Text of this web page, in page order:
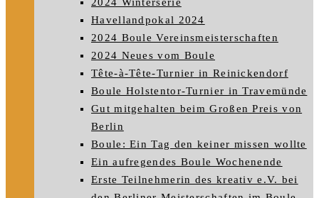
Havellandpokal 2024
2024 Boule Vereinsmeisterschaften
2024 Neues vom Boule
Tête-à-Tête-Turnier in Reinickendorf
Boule Holstentor-Turnier in Travemünde
Gut mitgehalten beim Großen Preis von
Berlin
Boule: Ein Tag den keiner missen wollte
Ein aufregendes Boule Wochenende
Erste Teilnehmerin des kreativ e.V. bei